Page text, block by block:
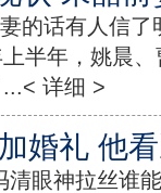
的话有人信
半年，姚晨
详细 >
婚礼 他
眼神拉丝谁